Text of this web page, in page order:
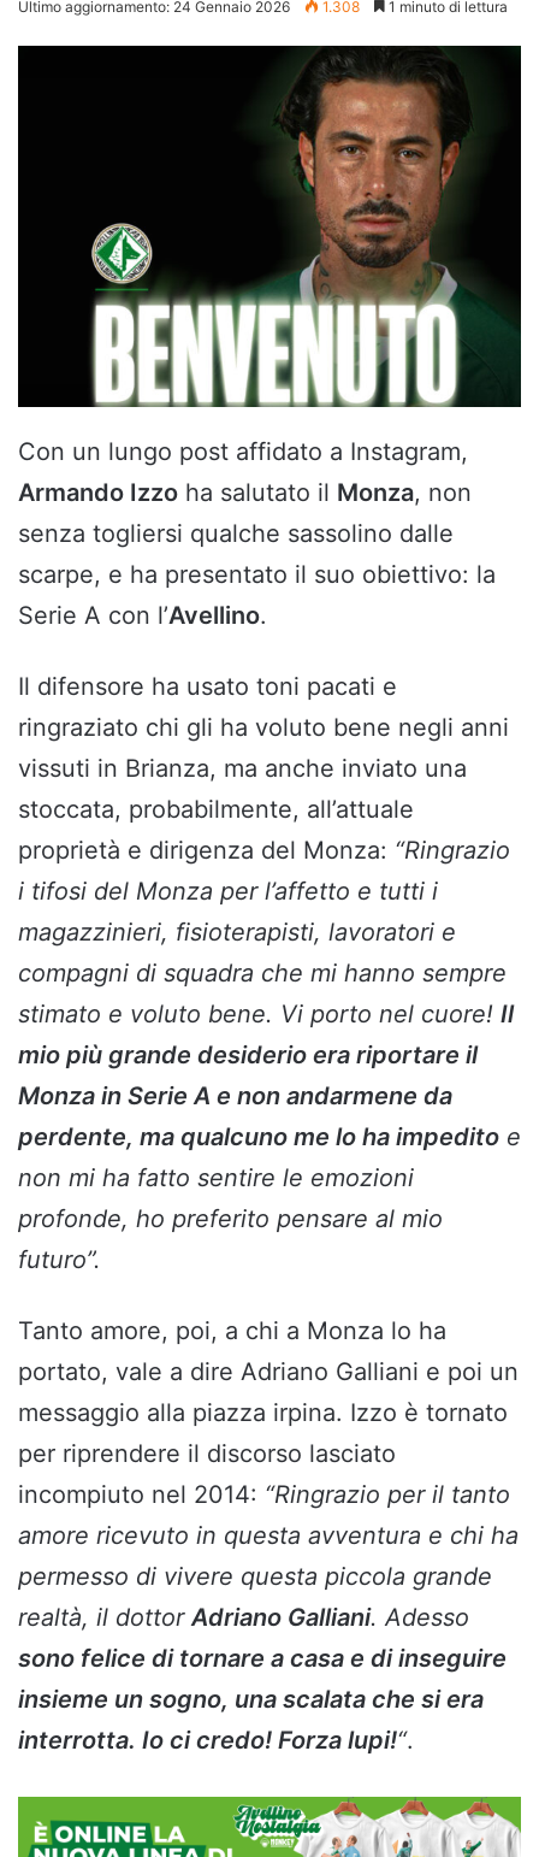
Ultimo aggiornamento: 24 Gennaio 2026 1.308 1 minuto di lettura
Con un lungo post affidato a Instagram,
Armando Izzo ha salutato il Monza, non
senza togliersi qualche sassolino dalle
scarpe, e ha presentato il suo obiettivo: la
Serie A con l’Avellino.
Il difensore ha usato toni pacati e
ringraziato chi gli ha voluto bene negli anni
vissuti in Brianza, ma anche inviato una
stoccata, probabilmente, all’attuale
proprietà e dirigenza del Monza: “Ringrazio
i tifosi del Monza per l’affetto e tutti i
magazzinieri, fisioterapisti, lavoratori e
compagni di squadra che mi hanno sempre
stimato e voluto bene. Vi porto nel cuore! Il
mio più grande desiderio era riportare il
Monza in Serie A e non andarmene da
perdente, ma qualcuno me lo ha impedito e
non mi ha fatto sentire le emozioni
profonde, ho preferito pensare al mio
futuro”.
Tanto amore, poi, a chi a Monza lo ha
portato, vale a dire Adriano Galliani e poi un
messaggio alla piazza irpina. Izzo è tornato
per riprendere il discorso lasciato
incompiuto nel 2014: “Ringrazio per il tanto
amore ricevuto in questa avventura e chi ha
permesso di vivere questa piccola grande
realtà, il dottorAdriano Galliani. Adesso
sono felice di tornare a casa e di inseguire
insieme un sogno, una scalata che si era
interrotta. Io ci credo! Forza lupi!“.